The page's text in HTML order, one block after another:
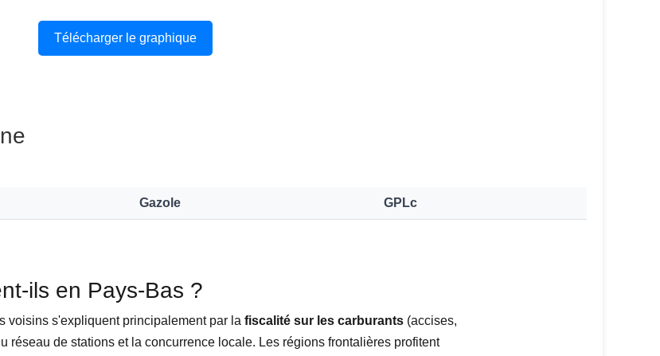
Télécharger le graphique
Gazole GPLc
ils en Pays-Bas ?
voisins s'expliquent principalement par la fiscalité sur les carburants (accises,
réseau de stations et la concurrence locale. Les régions frontalières profitent